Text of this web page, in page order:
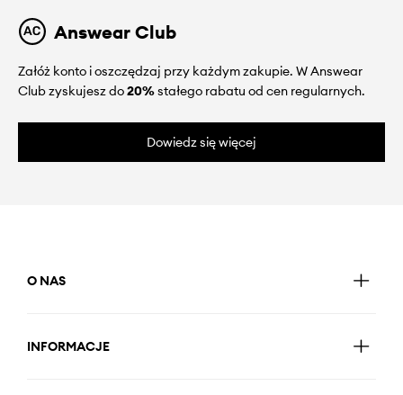
Answear Club
Załóż konto i oszczędzaj przy każdym zakupie. W Answear
Club zyskujesz do20%stałego rabatu od cen regularnych.
Dowiedz się więcej
O NAS
INFORMACJE